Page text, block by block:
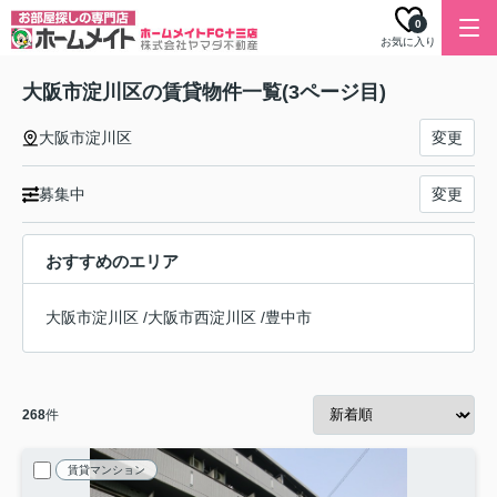
お気に入り
0
大阪市淀川区の賃貸物件一覧(3ページ目)
大阪市淀川区 変更
募集中 変更
おすすめのエリア
大阪市淀川区 /大阪市西淀川区 /豊中市
268件
賃貸マンション